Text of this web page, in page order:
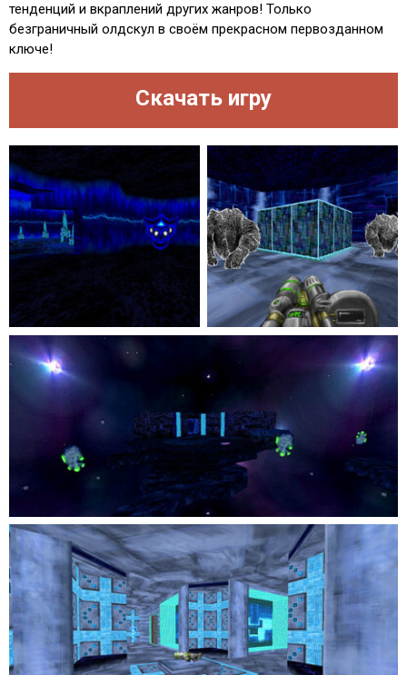
тенденций и вкраплений других жанров! Только
безграничный олдскул в своём прекрасном первозданном
ключе!
Скачать игру